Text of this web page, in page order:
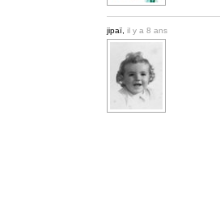
jipaï, il y a 8 ans